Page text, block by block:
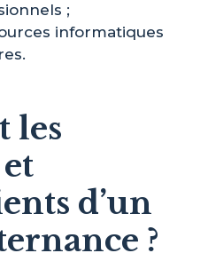
;
informatiques
les
d’un
?